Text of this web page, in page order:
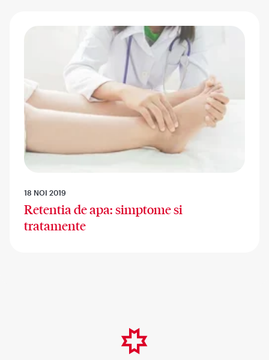
18 NOI 2019
Retentia de apa: simptome si
tratamente